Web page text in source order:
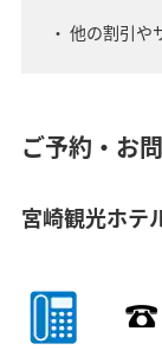
他の割引や
ご予約・お
宮崎観光ホテ